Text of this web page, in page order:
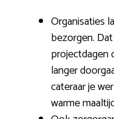
Organisaties
bezorgen.
projectdagen
langer
cateraar je
warme